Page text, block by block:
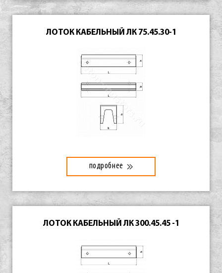
ЛОТОК КАБЕЛЬНЫЙ ЛК 75.45.30-1
подробнее
ЛОТОК КАБЕЛЬНЫЙ ЛК 300.45.45 -1